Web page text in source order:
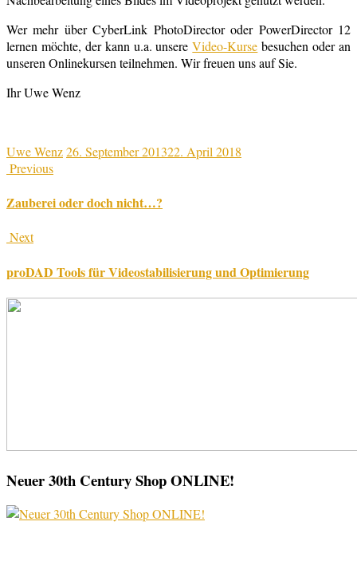
Wer mehr über CyberLink PhotoDirector oder PowerDirector 12
lernen möchte, der kann u.a. unsereVideo-Kurse besuchen oder an
unseren Onlinekursen teilnehmen. Wir freuen uns auf Sie.
Ihr Uwe Wenz
Uwe Wenz26. September 201322. April 2018
Previous
Zauberei oder doch nicht…?
Next
proDAD Tools für Videostabilisierung und Optimierung
Neuer 30th Century Shop ONLINE!